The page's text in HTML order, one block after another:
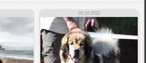
20.10.2011